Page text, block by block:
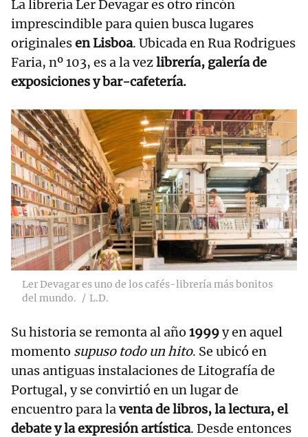
La librería Ler Devagar es otro rincón
imprescindible para quien busca lugares
originalesen Lisboa. Ubicada en Rua Rodrigues
Faria, nº 103, es a la vezlibrería, galería de
exposiciones y bar-cafetería.
Ler Devagar es uno de los cafés-librería más bonitos
del mundo.
L.D.
Su historia se remonta al año 1999y en aquel
momento supuso todo un hito. Se ubicó en
unas antiguas instalaciones de Litografía de
Portugal, y se convirtió en un lugar de
encuentro para laventa de libros, la lectura, el
debate y la expresión artística. Desde entonces